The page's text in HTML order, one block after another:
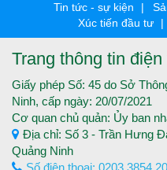
Tin tức - sự kiện
Xúc tiến đầu tư
Trang thông tin
Giấy phép Số: 45 do Sở
Ninh, cấp ngày: 20/07/2021
Cơ quan chủ quản: Ủy ban
Địa chỉ: Số 3 - Trần Hưng
Quảng Ninh
Số điện thoại: